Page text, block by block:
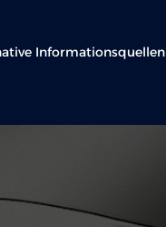
Informationsquellen